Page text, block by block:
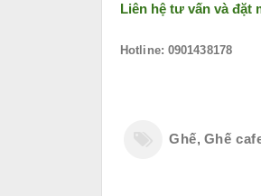
Liên hệ tư vấn và đặt
Hotline: 0901438178
Ghế, Ghế